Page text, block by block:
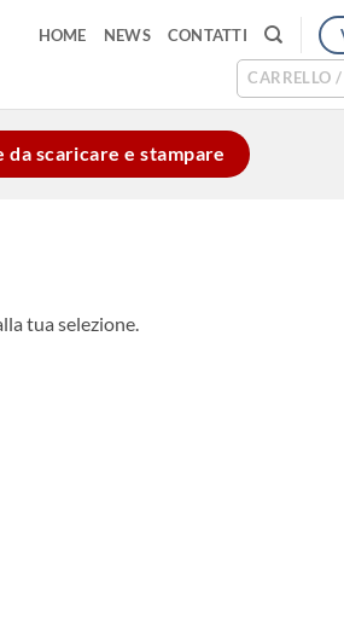
HOME NEWS CONTATTI
CARRELLO /
scaricare e stampare
tua selezione.